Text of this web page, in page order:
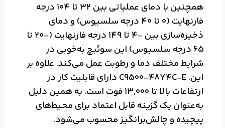
همچنین با دمای عملیاتی بین 32 تا 104 درجه
فارنهایت (0 تا 40 درجه سلسیوس) و دمای
ذخیره‌سازی بین -4 تا 149 درجه فارنهایت (-20 تا
65 درجه سلسیوس) این سوئیچ به‌خوبی در
شرایط مختلف دما و رطوبت عمل می‌کند. علاوه بر
این، C9500-48Y4C-E دارای قابلیت کار در
ارتفاعات بالا تا 13,000 فوت است، به همین دلیل
به‌عنوان یک گزینه قابل اعتماد برای محیط‌های
پیچیده و چالش‌برانگیز محسوب می‌شود.